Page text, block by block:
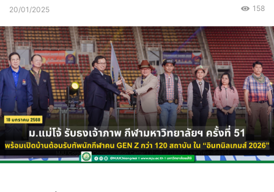
20/01/2025 158